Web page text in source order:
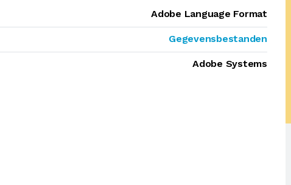
Adobe Language Format
Gegevensbestanden
Adobe Systems